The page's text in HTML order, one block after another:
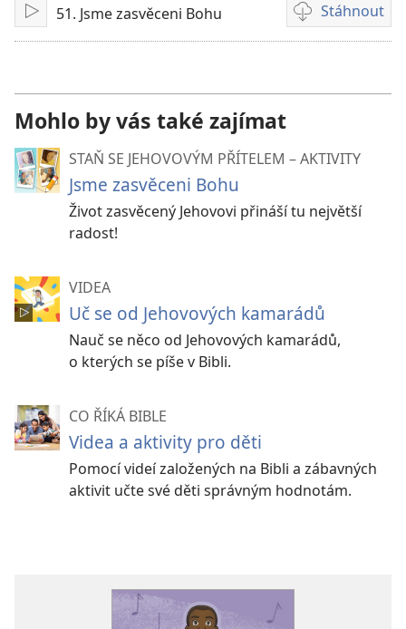
Přehrát51. Jsme zasvěceni Bohu Stáhnout
Formáty
videonahrávek
Mohlo by vás také zajímat
STAŇ SE JEHOVOVÝM PŘÍTELEM – AKTIVITY
Jsme zasvěceni Bohu
Život zasvěcený Jehovovi přináší tu největší
radost!
VIDEA
Uč se od Jehovových kamarádů
Nauč se něco od Jehovových kamarádů,
o kterých se píše v Bibli.
CO ŘÍKÁ BIBLE
Videa a aktivity pro děti
Pomocí videí založených na Bibli a zábavných
aktivit učte své děti správným hodnotám.